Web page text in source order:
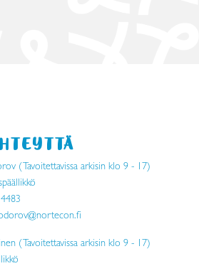
(Tavoitettavissa arkisin klo 9 - 17)
(Tavoitettavissa arkisin klo 9 - 17)